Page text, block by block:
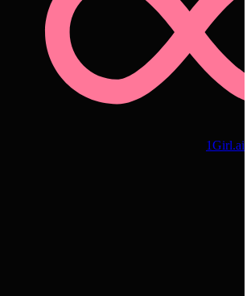
1Girl.ai